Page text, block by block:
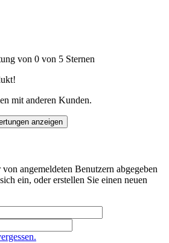
von 0 von 5 Sternen
mit anderen Kunden.
anzeigen
angemeldeten Benutzern abgegeben
ein, oder erstellen Sie einen neuen